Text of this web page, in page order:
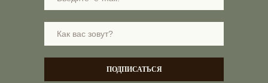
ПОДПИСАТЬСЯ